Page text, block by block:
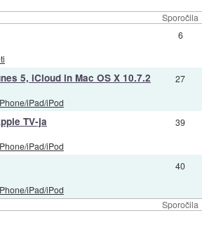
Sporočila
Sporočila
6
5, iCloud in Mac OS X 10.7.2
iPad/iPod
27
TV-ja
iPad/iPod
39
iPad/iPod
40